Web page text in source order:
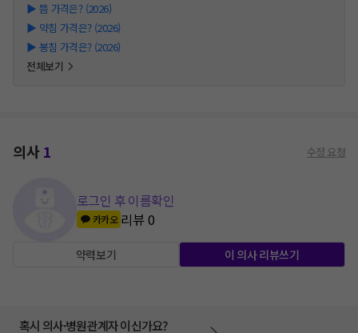
▶ 뜸 가격은? (2026)
▶ 약침 가격은? (2026)
▶ 봉침 가격은? (2026)
전체보기
의사1 수정 요청
로그인 후 이름확인
카카오 리뷰0
약력보기 이 의사 리뷰쓰기
혹시 의사·병원관계자 이신가요?